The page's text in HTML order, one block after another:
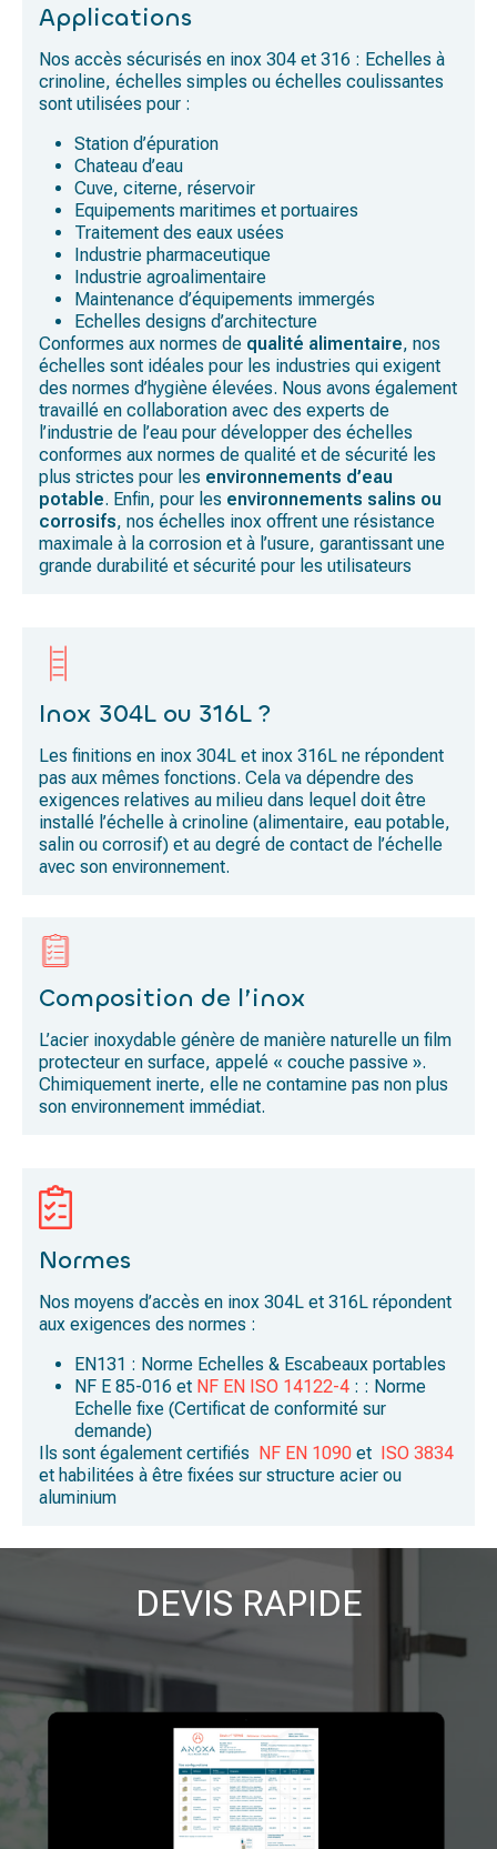
Applications
Nos accès sécurisés en inox 304 et 316 : Echelles à
crinoline, échelles simples ou échelles coulissantes
sont utilisées pour :
Station d’épuration
Chateau d’eau
Cuve, citerne, réservoir
Equipements maritimes et portuaires
Traitement des eaux usées
Industrie pharmaceutique
Industrie agroalimentaire
Maintenance d’équipements immergés
Echelles designs d’architecture
Conformes aux normes de qualité alimentaire, nos
échelles sont idéales pour les industries qui exigent
des normes d’hygiène élevées. Nous avons également
travaillé en collaboration avec des experts de
l’industrie de l’eau pour développer des échelles
conformes aux normes de qualité et de sécurité les
plus strictes pour les environnements d’eau
potable. Enfin, pour les environnements salins ou
corrosifs, nos échelles inox offrent une résistance
maximale à la corrosion et à l’usure, garantissant une
grande durabilité et sécurité pour les utilisateurs
Inox 304L ou 316L ?
Les finitions en inox 304L et inox 316L ne répondent
pas aux mêmes fonctions. Cela va dépendre des
exigences relatives au milieu dans lequel doit être
installé l’échelle à crinoline (alimentaire, eau potable,
salin ou corrosif) et au degré de contact de l’échelle
avec son environnement.
Composition de l’inox
L’acier inoxydable génère de manière naturelle un film
protecteur en surface, appelé « couche passive ».
Chimiquement inerte, elle ne contamine pas non plus
son environnement immédiat.
Normes
Nos moyens d’accès en inox 304L et 316L répondent
aux exigences des normes :
EN131 : Norme Echelles & Escabeaux portables
NF E 85-016 et NF EN ISO 14122-4 : : Norme
Echelle fixe (Certificat de conformité sur
demande)
Ils sont également certifiés NF EN 1090 et ISO 3834
et habilitées à être fixées sur structure acier ou
aluminium
DEVIS RAPIDE